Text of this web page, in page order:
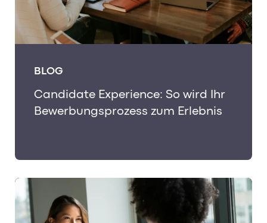
BLOG
Candidate Experience: So wird Ihr
Bewerbungsprozess zum Erlebnis